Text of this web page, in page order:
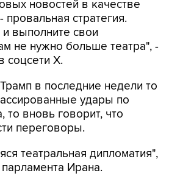
новостей в качестве
стратегия.
выполните свои
не нужно больше театра", -
соцсети X.
в последние недели то
удары по
то вновь говорит, что
переговоры.
театральная дипломатия",
Ирана.